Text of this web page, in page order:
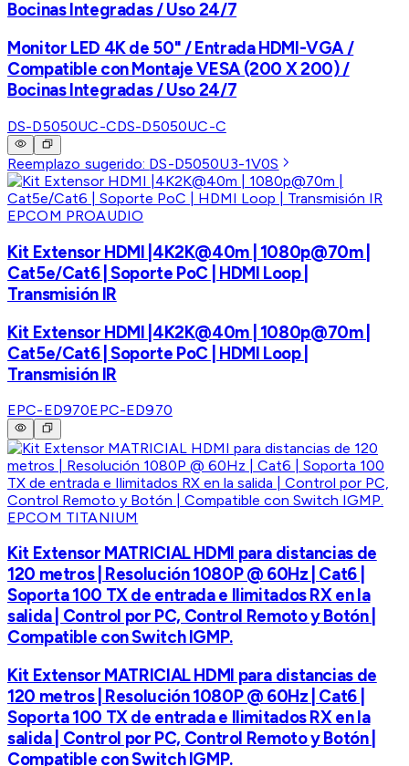
Bocinas Integradas / Uso 24/7
Monitor LED 4K de 50" / Entrada HDMI-VGA /
Compatible con Montaje VESA (200 X 200) /
Bocinas Integradas / Uso 24/7
DS-D5050UC-CDS-D5050UC-C
Reemplazo sugerido: DS-D5050U3-1V0S
EPCOM PROAUDIO
Kit Extensor HDMI |4K2K@40m | 1080p@70m |
Cat5e/Cat6 | Soporte PoC | HDMI Loop |
Transmisión IR
Kit Extensor HDMI |4K2K@40m | 1080p@70m |
Cat5e/Cat6 | Soporte PoC | HDMI Loop |
Transmisión IR
EPC-ED970EPC-ED970
EPCOM TITANIUM
Kit Extensor MATRICIAL HDMI para distancias de
120 metros | Resolución 1080P @ 60Hz | Cat6 |
Soporta 100 TX de entrada e Ilimitados RX en la
salida | Control por PC, Control Remoto y Botón |
Compatible con Switch IGMP.
Kit Extensor MATRICIAL HDMI para distancias de
120 metros | Resolución 1080P @ 60Hz | Cat6 |
Soporta 100 TX de entrada e Ilimitados RX en la
salida | Control por PC, Control Remoto y Botón |
Compatible con Switch IGMP.